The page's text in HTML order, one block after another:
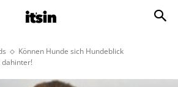
Können Hunde sich Hundeblick
dahinter!